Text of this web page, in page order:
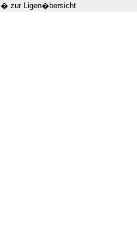
� zur Ligen�bersicht